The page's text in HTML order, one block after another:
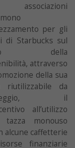
per gli
di Starbucks sul
della
attraverso
della sua
riutilizzabile da
il
all’utilizzo
tazza monouso
alcune caffetterie
finanziarie